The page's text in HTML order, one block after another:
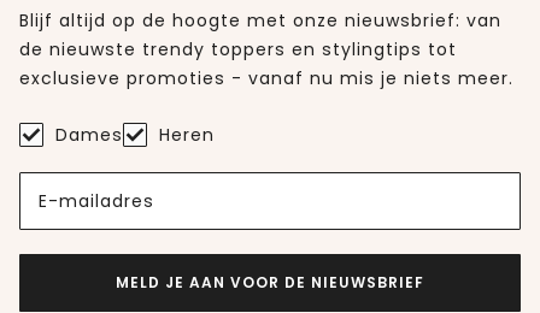
Blijf altijd op de hoogte met onze nieuwsbrief: van
de nieuwste trendy toppers en stylingtips tot
exclusieve promoties - vanaf nu mis je niets meer.
Dames Heren
E-mailadres
MELD JE AAN VOOR DE NIEUWSBRIEF